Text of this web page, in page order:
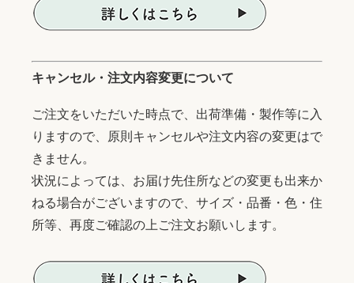
キャンセル・注文内容変更について
ご注文をいただいた時点で、出荷準備・製作等に入
りますので、原則キャンセルや注文内容の変更はで
きません。
状況によっては、お届け先住所などの変更も出来か
ねる場合がございますので、サイズ・品番・色・住
所等、再度ご確認の上ご注文お願いします。